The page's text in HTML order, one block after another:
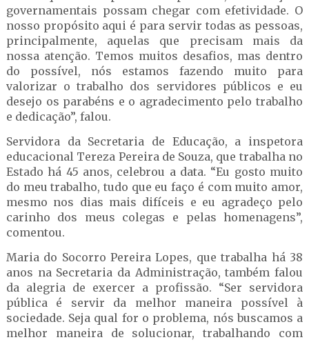
governamentais possam chegar com efetividade. O
nosso propósito aqui é para servir todas as pessoas,
principalmente, aquelas que precisam mais da
nossa atenção. Temos muitos desafios, mas dentro
do possível, nós estamos fazendo muito para
valorizar o trabalho dos servidores públicos e eu
desejo os parabéns e o agradecimento pelo trabalho
e dedicação”, falou.
Servidora da Secretaria de Educação, a inspetora
educacional Tereza Pereira de Souza, que trabalha no
Estado há 45 anos, celebrou a data. “Eu gosto muito
do meu trabalho, tudo que eu faço é com muito amor,
mesmo nos dias mais difíceis e eu agradeço pelo
carinho dos meus colegas e pelas homenagens”,
comentou.
Maria do Socorro Pereira Lopes, que trabalha há 38
anos na Secretaria da Administração, também falou
da alegria de exercer a profissão. “Ser servidora
pública é servir da melhor maneira possível à
sociedade. Seja qual for o problema, nós buscamos a
melhor maneira de solucionar, trabalhando com